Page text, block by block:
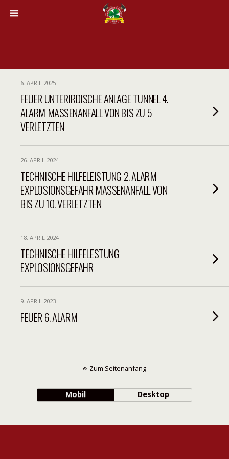
6. APRIL 2025
FEUER UNTERIRDISCHE ANLAGE TUNNEL 4.
ALARM MASSENANFALL VON BIS ZU 5
VERLETZTEN
26. APRIL 2024
TECHNISCHE HILFELEISTUNG 2. ALARM
EXPLOSIONSGEFAHR MASSENANFALL VON
BIS ZU 10. VERLETZTEN
18. APRIL 2024
TECHNISCHE HILFELESTUNG
EXPLOSIONSGEFAHR
9. APRIL 2023
FEUER 6. ALARM
Zum Seitenanfang
Mobil Desktop